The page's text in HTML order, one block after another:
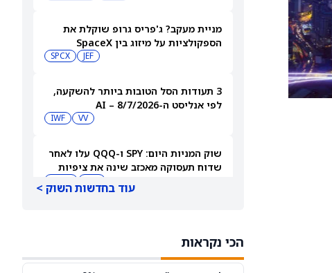
מניית מעקב? ג'פריס גרופ שוקלת את
הספקולציות על מיזוג בין SpaceX
JEF
SPCX
3 תעודות הסל הטובות ביותר להשקעה,
לפי אנליסט ה-AI – 8/7/2026
VV
IWF
שוק המניות היום: SPY ו-QQQ עלו לאחר
שדוח תעסוקה מאכזב שינה את ציפיות
עוד בחדשות השוק >
הכי נקראות